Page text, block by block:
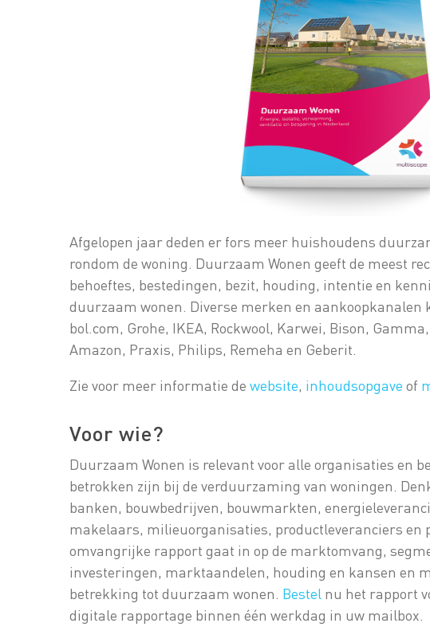
Afgelopen jaar deden er fors meer huishoudens
rondom de woning. Duurzaam Wonen geeft de meest
behoeftes, bestedingen, bezit, houding, intentie en
duurzaam wonen. Diverse merken en aankoopkanalen
bol.com, Grohe, IKEA, Rockwool, Karwei, Bison,
Amazon, Praxis, Philips, Remeha en Geberit.
Zie voor meer informatie dewebsite, inhoudsopgave of
Voor wie?
Duurzaam Wonen is relevant voor alle organisaties en
betrokken zijn bij de verduurzaming van woningen.
banken, bouwbedrijven, bouwmarkten,
makelaars, milieuorganisaties, productleveranciers en
omvangrijke rapport gaat in op de marktomvang,
investeringen, marktaandelen, houding en kansen en
betrekking tot duurzaam wonen. Bestel nu het rapport
digitale rapportage binnen één werkdag in uw mailbox.